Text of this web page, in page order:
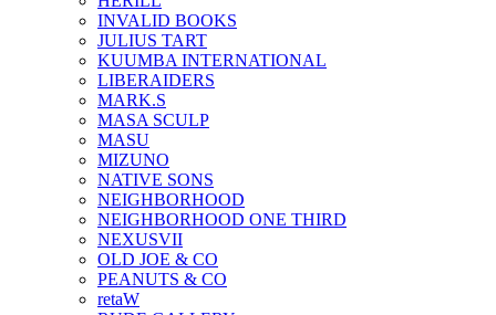
INVALID BOOKS
JULIUS TART
KUUMBA INTERNATIONAL
LIBERAIDERS
MARK.S
MASA SCULP
MASU
MIZUNO
NATIVE SONS
NEIGHBORHOOD
NEIGHBORHOOD ONE THIRD
NEXUSVII
OLD JOE & CO
PEANUTS & CO
retaW